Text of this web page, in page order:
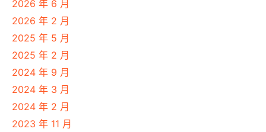
2026 年 6 月
2026 年 2 月
2025 年 5 月
2025 年 2 月
2024 年 9 月
2024 年 3 月
2024 年 2 月
2023 年 11 月